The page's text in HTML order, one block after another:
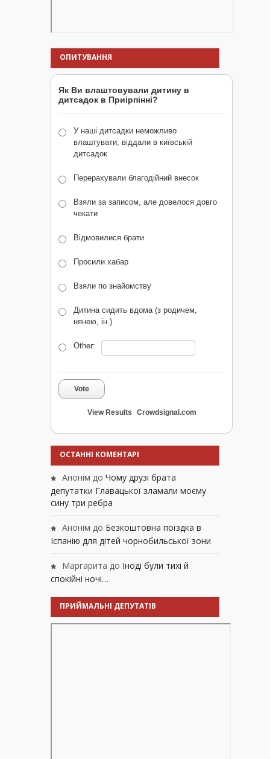
ОПИТУВАННЯ
Як Ви влаштовували дитину в
дитсадок в Приірпінні?
У наші дитсадки неможливо
влаштувати, віддали в київській
дитсадок
Перерахували благодійний внесок
Взяли за записом, але довелося довго
чекати
Відмовилися брати
Просили хабар
Взяли по знайомству
Дитина сидить вдома (з родичем,
нянею, ін.)
Other:
Vote
View Results Crowdsignal.com
ОСТАННІ КОМЕНТАРІ
Анонім до Чому друзі брата
депутатки Главацької зламали моєму
сину три ребра
Анонім до Безкоштовна поїздка в
Іспанію для дітей чорнобильської зони
Маргарита до Іноді були тихі й
спокійні ночі…
ПРИЙМАЛЬНІ ДЕПУТАТІВ